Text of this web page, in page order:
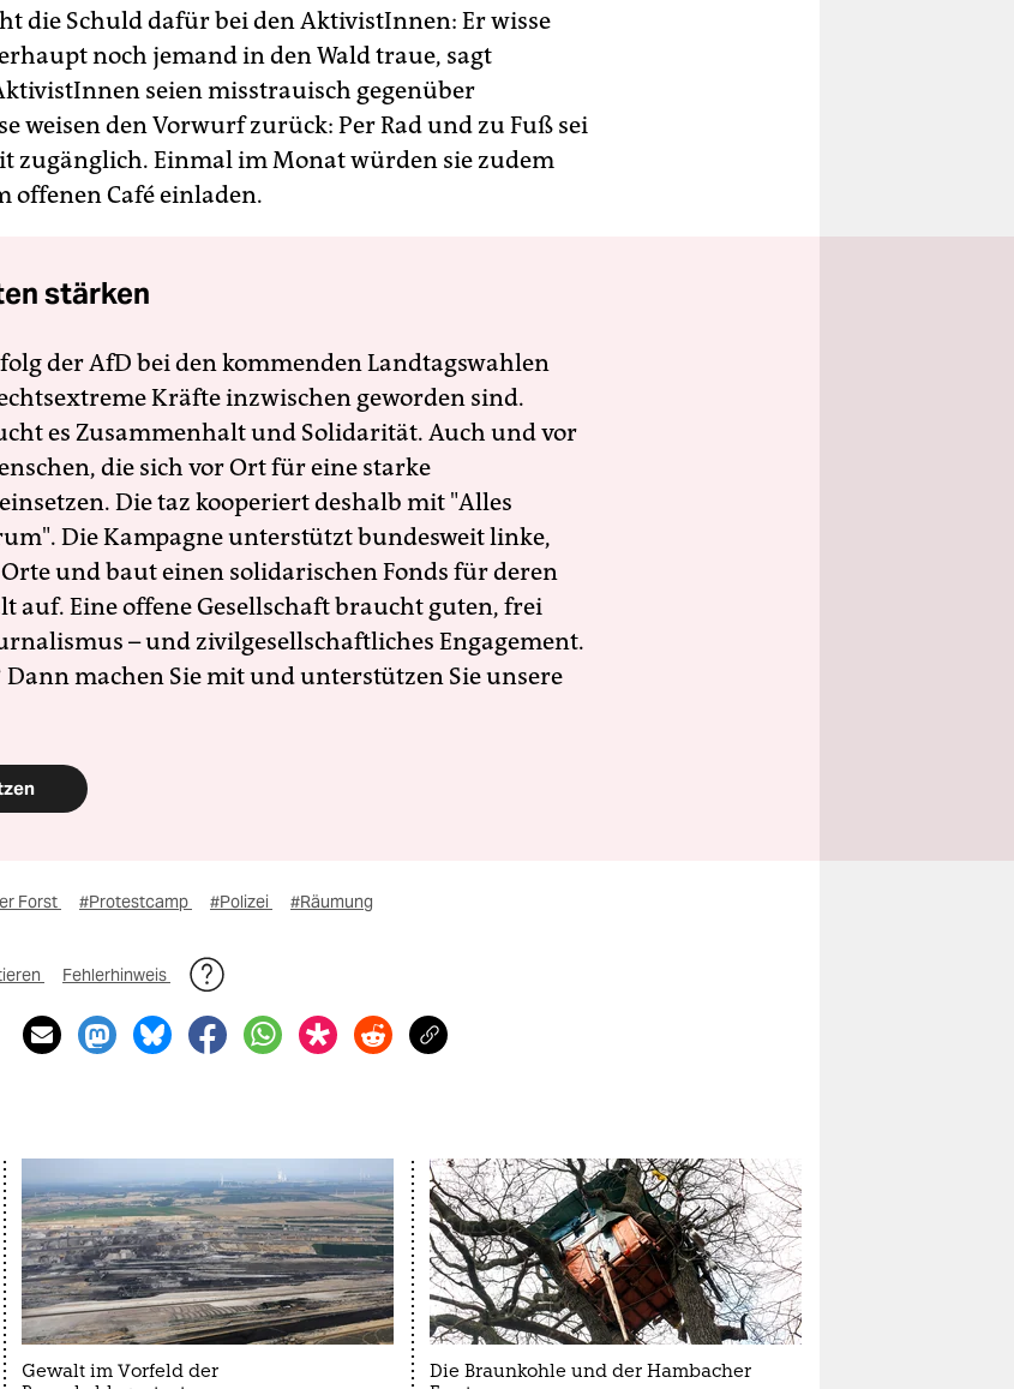
die Schuld dafür bei den AktivistInnen: Er wisse
noch jemand in den Wald traue, sagt
seien misstrauisch gegenüber
weisen den Vorwurf zurück: Per Rad und zu Fuß sei
zugänglich. Einmal im Monat würden sie zudem
offenen Café einladen.
stärken
der AfD bei den kommenden Landtagswahlen
Kräfte inzwischen geworden sind.
es Zusammenhalt und Solidarität. Auch und vor
die sich vor Ort für eine starke
Die taz kooperiert deshalb mit "Alles
Die Kampagne unterstützt bundesweit linke,
und baut einen solidarischen Fonds für deren
auf. Eine offene Gesellschaft braucht guten, frei
– und zivilgesellschaftliches Engagement.
Dann machen Sie mit und unterstützen Sie unsere
Forst #Protestcamp #Polizei #Räumung
Fehlerhinweis
Gewalt im Vorfeld der
Die Braunkohle und der Hambacher